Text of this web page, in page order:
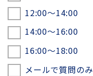
12:00〜14:00
14:00〜16:00
16:00〜18:00
メールで質問のみ